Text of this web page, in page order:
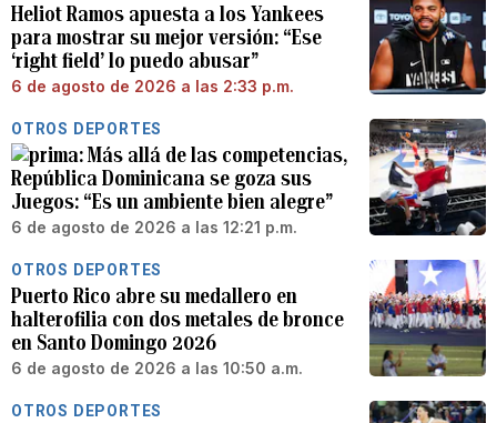
Heliot Ramos apuesta a los Yankees
para mostrar su mejor versión: “Ese
‘right field’ lo puedo abusar”
6 de agosto de 2026 a las 2:33 p.m.
OTROS DEPORTES
Más allá de las competencias,
República Dominicana se goza sus
Juegos: “Es un ambiente bien alegre”
6 de agosto de 2026 a las 12:21 p.m.
OTROS DEPORTES
Puerto Rico abre su medallero en
halterofilia con dos metales de bronce
en Santo Domingo 2026
6 de agosto de 2026 a las 10:50 a.m.
OTROS DEPORTES